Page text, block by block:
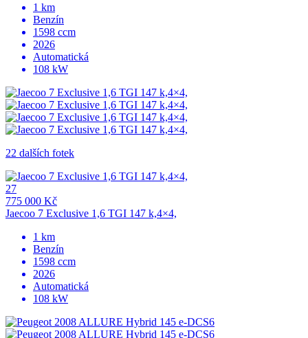
1 km
Benzín
1598 ccm
2026
Automatická
108 kW
22 dalších fotek
27
775 000 Kč
Jaecoo 7 Exclusive 1,6 TGI 147 k,4×4,
1 km
Benzín
1598 ccm
2026
Automatická
108 kW